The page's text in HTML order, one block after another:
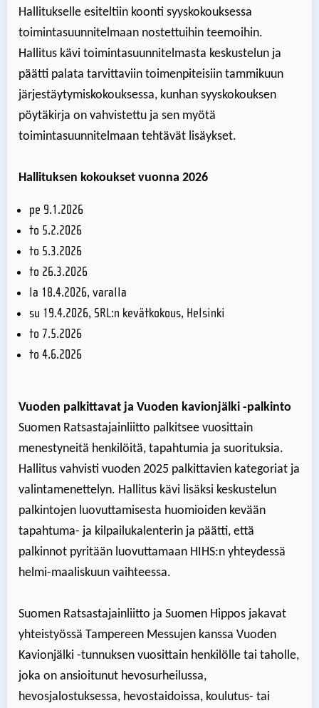
Hallitukselle esiteltiin koonti syyskokouksessa
toimintasuunnitelmaan nostettuihin teemoihin.
Hallitus kävi toimintasuunnitelmasta keskustelun ja
päätti palata tarvittaviin toimenpiteisiin tammikuun
järjestäytymiskokouksessa, kunhan syyskokouksen
pöytäkirja on vahvistettu ja sen myötä
toimintasuunnitelmaan tehtävät lisäykset.
Hallituksen kokoukset vuonna 2026
pe 9.1.2026
to 5.2.2026
to 5.3.2026
to 26.3.2026
la 18.4.2026, varalla
su 19.4.2026, SRL:n kevätkokous, Helsinki
to 7.5.2026
to 4.6.2026
Vuoden palkittavat ja Vuoden kavionjälki -palkinto
Suomen Ratsastajainliitto palkitsee vuosittain
menestyneitä henkilöitä, tapahtumia ja suorituksia.
Hallitus vahvisti vuoden 2025 palkittavien kategoriat ja
valintamenettelyn. Hallitus kävi lisäksi keskustelun
palkintojen luovuttamisesta huomioiden kevään
tapahtuma- ja kilpailukalenterin ja päätti, että
palkinnot pyritään luovuttamaan HIHS:n yhteydessä
helmi-maaliskuun vaihteessa.
Suomen Ratsastajainliitto ja Suomen Hippos jakavat
yhteistyössä Tampereen Messujen kanssa Vuoden
Kavionjälki -tunnuksen vuosittain henkilölle tai taholle,
joka on ansioitunut hevosurheilussa,
hevosjalostuksessa, hevostaidoissa, koulutus- tai